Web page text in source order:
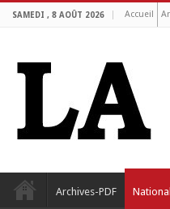
SAMEDI , 8 AOÛT 2026 Accueil
Archives-PDF National